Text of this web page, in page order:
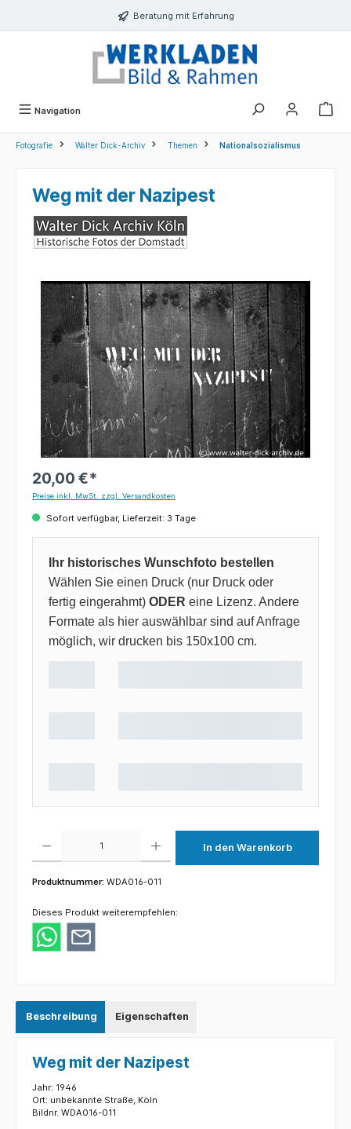
Beratung mit Erfahrung
Navigation
Fotografie Walter Dick-Archiv Themen Nationalsozialismus
Weg mit der Nazipest
Bildergalerie überspringen
20,00 €*
Preise inkl. MwSt. zzgl. Versandkosten
Sofort verfügbar, Lieferzeit: 3 Tage
Ihr historisches Wunschfoto bestellen
Wählen Sie einen Druck (nur Druck oder
fertig eingerahmt) ODER eine Lizenz. Andere
Formate als hier auswählbar sind auf Anfrage
möglich, wir drucken bis 150x100 cm.
In den Warenkorb
Produktnummer: WDA016-011
Dieses Produkt weiterempfehlen:
Beschreibung Eigenschaften
Weg mit der Nazipest
Jahr: 1946
Ort: unbekannte Straße, Köln
Bildnr. WDA016-011